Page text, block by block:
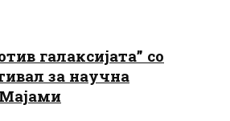
галаксијата” со
за научна